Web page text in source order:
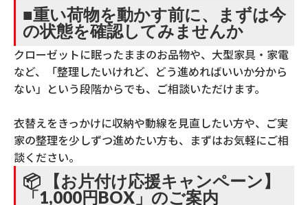
■重い荷物を動かす前に、まずは今
の状態を確認してみませんか
クローゼットに眠ったままのお品物や、大型家具・家電
など、「整理したいけれど、どう進めればいいか分から
ない」という段階からでも、ご相談いただけます。
衣替えをきっかけに収納や動線を見直したい方や、ご実
家の整理を少しずつ進めたい方も、まずはお気軽にご相
談ください。
📦 【お片付け応援キャンペーン】
「1,000円BOX」のご案内